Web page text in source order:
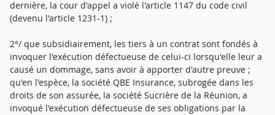
dernière, la cour d'appel a violé l'article 1147 du code civil
(devenu l'article 1231-1) ;
2°/ que subsidiairement, les tiers à un contrat sont fondés à
invoquer l'exécution défectueuse de celui-ci lorsqu'elle leur a
causé un dommage, sans avoir à apporter d'autre preuve ;
qu'en l'espèce, la société QBE Insurance, subrogée dans les
droits de son assurée, la société Sucrière de la Réunion, a
invoqué l'exécution défectueuse de ses obligations par la